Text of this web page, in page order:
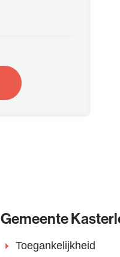
Gemeente
Toegankelijkheid